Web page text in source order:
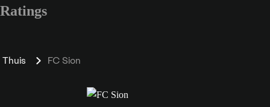
Ratings
Thuis FC Sion